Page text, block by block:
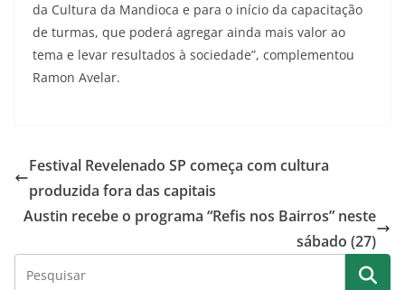
da Cultura da Mandioca e para o início da capacitação
de turmas, que poderá agregar ainda mais valor ao
tema e levar resultados à sociedade”, complementou
Ramon Avelar.
Festival Revelenado SP começa com cultura
produzida fora das capitais
Austin recebe o programa “Refis nos Bairros” neste
sábado (27)